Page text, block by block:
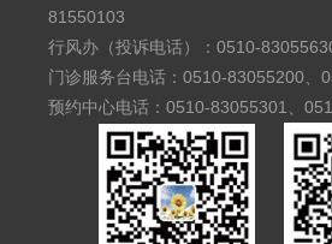
81550103
行风办（投诉电话）：0510-
门诊服务台电话：0510-83055200、
预约中心电话：0510-83055301、